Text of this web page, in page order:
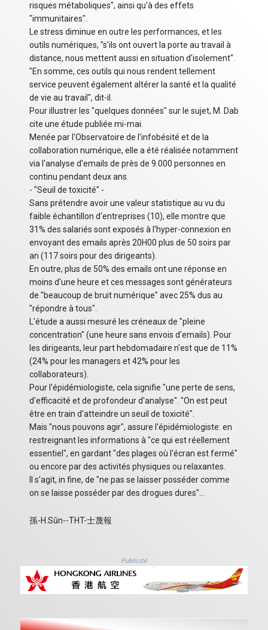
risques métaboliques", ainsi qu'à des effets
"immunitaires".
Le stress diminue en outre les performances, et les
outils numériques, "s'ils ont ouvert la porte au travail à
distance, nous mettent aussi en situation d'isolement".
"En somme, ces outils qui nous rendent tellement
service peuvent également altérer la santé et la qualité
de vie au travail", dit-il.
Pour illustrer les "quelques données" sur le sujet, M. Dab
cite une étude publiée mi-mai.
Menée par l'Observatoire de l'infobésité et de la
collaboration numérique, elle a été réalisée notamment
via l'analyse d'emails de près de 9.000 personnes en
continu pendant deux ans.
- "Seuil de toxicité" -
Sans prétendre avoir une valeur statistique au vu du
faible échantillon d'entreprises (10), elle montre que
31% des salariés sont exposés à l'hyper-connexion en
envoyant des emails après 20H00 plus de 50 soirs par
an (117 soirs pour des dirigeants).
En outre, plus de 50% des emails ont une réponse en
moins d'une heure et ces messages sont générateurs
de "beaucoup de bruit numérique" avec 25% dus au
"répondre à tous".
L'étude a aussi mesuré les créneaux de "pleine
concentration" (une heure sans envois d'emails). Pour
les dirigeants, leur part hebdomadaire n'est que de 11%
(24% pour les managers et 42% pour les
collaborateurs).
Pour l'épidémiologiste, cela signifie "une perte de sens,
d'efficacité et de profondeur d'analyse". "On est peut
être en train d'atteindre un seuil de toxicité".
Mais "nous pouvons agir", assure l'épidémiologiste: en
restreignant les informations à "ce qui est réellement
essentiel", en gardant "des plages où l'écran est fermé"
ou encore par des activités physiques ou relaxantes.
Il s'agit, in fine, de "ne pas se laisser posséder comme
on se laisse posséder par des drogues dures"...
孫-H.Sūn--THT-士蔑報
Publicité